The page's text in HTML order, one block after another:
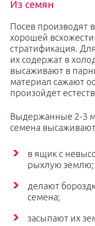
Из семян
Посев производят
хорошей
стратификация.
их содержат в
высаживают в
материал сажают
произойдет
Выдержанные 2-3
семена
в ящик с
рыхлую землю;
делают
семена;
засыпают их